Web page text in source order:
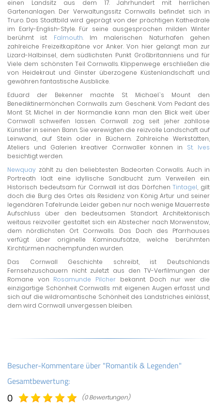
einen Landsitz aus dem 17. Jahrhundert mit herrlichen
Gartenanlagen. Der Verwaltungssitz Cornwalls befindet sich in
Truro. Das Stadtbild wird geprägt von der prächtigen Kathedrale
im Early-English-Style. Für seine ausgesprochen milden Winter
berühmt ist Falmouth. Im malerischen Naturhafen gehen
zahlreiche Freizeitkapitäne vor Anker. Von hier gelangt man zur
Lizard-Halbinsel, dem südlichsten Punkt Großbritanniens und für
Viele dem schönsten Teil Cornwalls. Klippenwege erschließen die
von Heidekraut und Ginster überzogene Küstenlandschaft und
gewähren fantastische Ausblicke.
Eduard der Bekenner machte St. Michael`s Mount den
Benediktinermönchen Cornwalls zum Geschenk. Vom Pedant des
Mont St. Michel in der Normandie kann man den Blick weit über
Cornwall schweifen lassen. Cornwall zog seit jeher zahllose
Künstler in seinen Bann. Sie verewigten die reizvolle Landschaft auf
Leinwand, auf Stein oder in Büchern. Zahlreiche Werkstätten,
Ateliers und Galerien kreativer Cornwaller können in St. Ives
besichtigt werden.
Newquay zählt zu den beliebtesten Badeorten Corwalls. Auch in
Portreath lädt eine idyllische Sandbucht zum Verweilen ein.
Historisch bedeutsam für Cornwall ist das DörfchenTintagel, gilt
doch die Burg des Ortes als Residenz von König Artur und seiner
legendären Tafelrunde. Leider geben nur noch wenige Mauerreste
Aufschluss über den bedeutsamen Standort. Architektonisch
weitaus reizvoller gestaltet sich ein Abstecher nach Morwenstow,
dem nördlichsten Ort Cornwalls. Das Dach des Pfarrhauses
verfügt über originelle Kaminaufsätze, welche berühmten
Kirchtürmen nachempfunden wurden.
Das Cornwall Geschichte schreibt, ist Deutschlands
Fernsehzuschauern nicht zuletzt aus den TV-Verfilmungen der
Romane von Rosamunde Pilcherbekannt. Doch nur wer die
einzigartige Schönheit Cornwalls mit eigenen Augen erfasst und
sich auf die wildromantische Schönheit des Landstriches einlässt,
dem wird Cornwall unvergessen bleiben.
Besucher-Kommentare über "Romantik & Legenden"
Gesamtbewertung:
0 (0 Bewertungen)